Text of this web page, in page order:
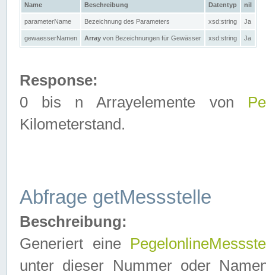
Name Beschreibung Datentyp nil
parameterName Bezeichnung des Parameters xsd:string Ja
gewaesserNamen Array von Bezeichnungen für Gewässer xsd:string Ja
Response:
0 bis n Arrayelemente von
Kilometerstand.
Abfrage getMessstelle
Beschreibung:
Generiert eine
unter dieser Nummer oder